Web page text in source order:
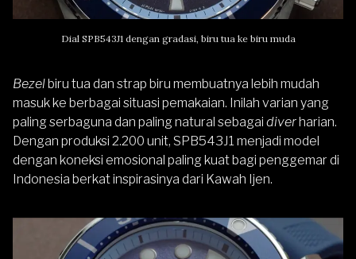
Dial SPB543J1 dengan gradasi, biru tua ke biru muda
Bezelbiru tua dan strap biru membuatnya lebih mudah
masuk ke berbagai situasi pemakaian. Inilah varian yang
paling serbaguna dan paling natural sebagai diverharian.
Dengan produksi 2.200 unit, SPB543J1 menjadi model
dengan koneksi emosional paling kuat bagi penggemar di
Indonesia berkat inspirasinya dari Kawah Ijen.